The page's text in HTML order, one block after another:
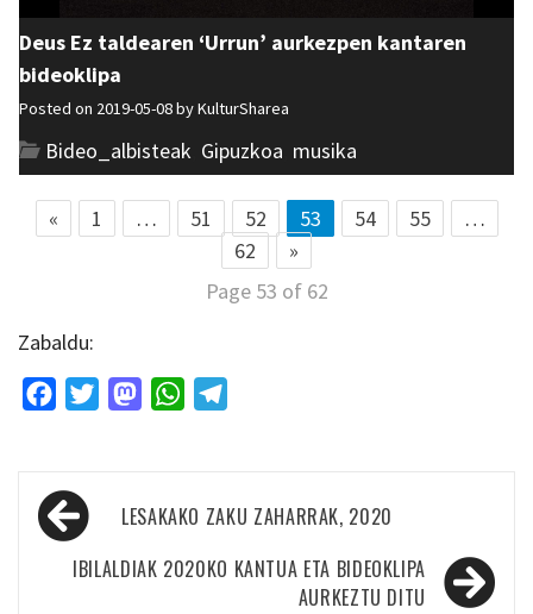
Deus Ez taldearen ‘Urrun’ aurkezpen kantaren
bideoklipa
Posted on 2019-05-08 byKulturSharea
Bideo_albisteak Gipuzkoa musika
« 1 … 51 52 53 54 55
…
62
»
Page 53 of 62
Zabaldu:
FacebookTwitterMastodonWhatsApp
Bidalketetan
zehar
nabigatu
LESAKAKO ZAKU ZAHARRAK, 2020
IBILALDIAK 2020KO KANTUA ETA BIDEOKLIPA
AURKEZTU DITU